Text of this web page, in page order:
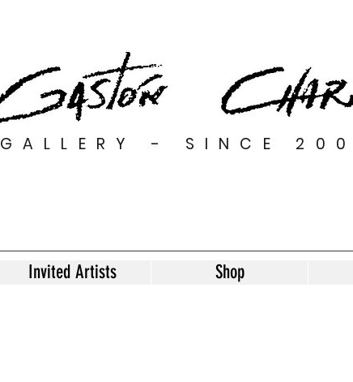
GALLERY - SINCE
Invited Artists Shop